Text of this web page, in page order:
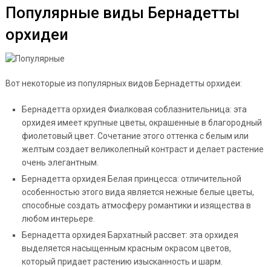
Популярные виды Бернадетты
орхидеи
Вот некоторые из популярных видов Бернадетты орхидеи:
Бернадетта орхидея Фиалковая соблазнительница: эта
орхидея имеет крупные цветы, окрашенные в благородный
фиолетовый цвет. Сочетание этого оттенка с белым или
желтым создает великолепный контраст и делает растение
очень элегантным.
Бернадетта орхидея Белая принцесса: отличительной
особенностью этого вида является нежные белые цветы,
способные создать атмосферу романтики и изящества в
любом интерьере.
Бернадетта орхидея Бархатный рассвет: эта орхидея
выделяется насыщенным красным окрасом цветов,
который придает растению изысканность и шарм.